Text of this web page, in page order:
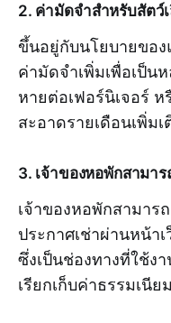
2. ค่ามัดจำสำหรับสัตว์
ขึ้นอยู่กับนโยบายขอ
ค่ามัดจำเพิ่มเพื่อเป็น
หายต่อเฟอร์นิเจอร์
สะอาดรายเดือนเพิ่ม
3. เจ้าของหอพักสามา
เจ้าของหอพักสามาร
ประกาศเช่าผ่านหน้า
ซึ่งเป็นช่องทางที่ใช้ง
เรียกเก็บค่าธรรมเนี